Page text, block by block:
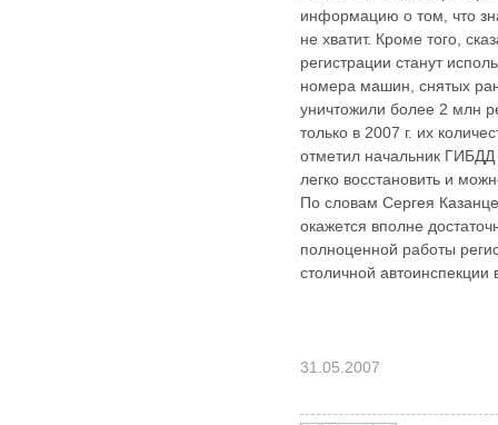
информацию о том, что
не хватит. Кроме того,
регистрации станут
номера машин, снятых
уничтожили более 2 млн
только в 2007 г. их
отметил начальник
легко восстановить и
По словам Сергея
окажется вполне
полноценной работы
столичной автоинспекции
31.05.2007